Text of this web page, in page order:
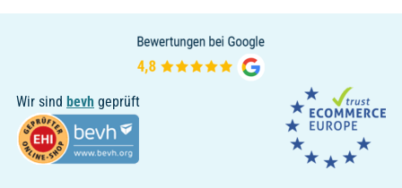
Wir sind bevh geprüft